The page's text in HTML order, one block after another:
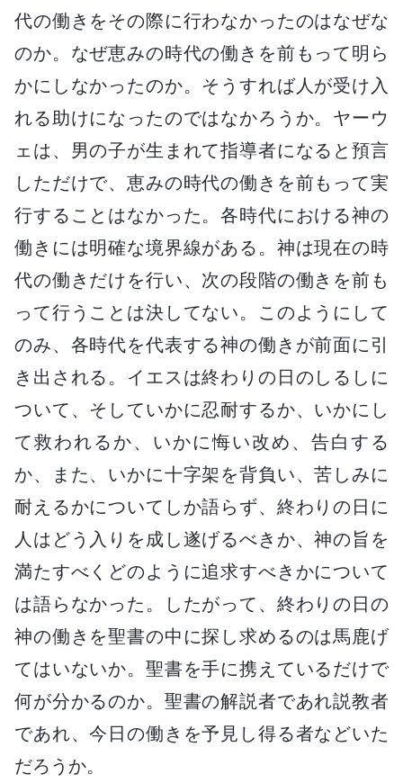
代の働きをその際に行わなかったのはなぜな
のか。なぜ恵みの時代の働きを前もって明ら
かにしなかったのか。そうすれば人が受け入
れる助けになったのではなかろうか。ヤーウ
ェは、男の子が生まれて指導者になると預言
しただけで、恵みの時代の働きを前もって実
行することはなかった。各時代における神の
働きには明確な境界線がある。神は現在の時
代の働きだけを行い、次の段階の働きを前も
って行うことは決してない。このようにして
のみ、各時代を代表する神の働きが前面に引
き出される。イエスは終わりの日のしるしに
ついて、そしていかに忍耐するか、いかにし
て救われるか、いかに悔い改め、告白する
か、また、いかに十字架を背負い、苦しみに
耐えるかについてしか語らず、終わりの日に
人はどう入りを成し遂げるべきか、神の旨を
満たすべくどのように追求すべきかについて
は語らなかった。したがって、終わりの日の
神の働きを聖書の中に探し求めるのは馬鹿げ
てはいないか。聖書を手に携えているだけで
何が分かるのか。聖書の解説者であれ説教者
であれ、今日の働きを予見し得る者などいた
だろうか。